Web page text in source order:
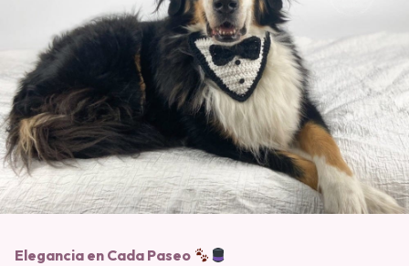
Elegancia en Cada Paseo